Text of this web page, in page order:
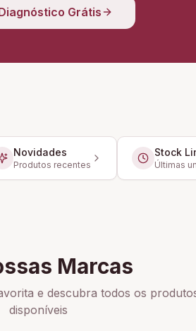
Grátis
Novidades
Produtos recentes
Stock
Últimas
Marcas
e descubra todos os
disponíveis